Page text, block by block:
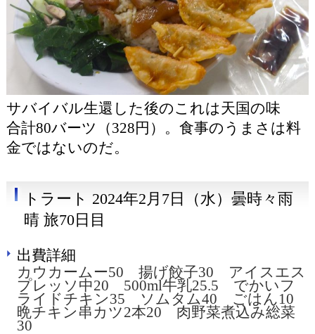
サバイバル生還した後のこれは天国の味
合計80バーツ（328円）。食事のうまさは料
金ではないのだ。
トラート 2024年2月7日（水）曇時々雨
晴 旅70日目
出費詳細
カウカームー50 揚げ餃子30 アイスエス
プレッソ中20 500ml牛乳25.5 でかいフ
ライドチキン35 ソムタム40 ごはん10
晩チキン串カツ2本20 肉野菜煮込み総菜
30